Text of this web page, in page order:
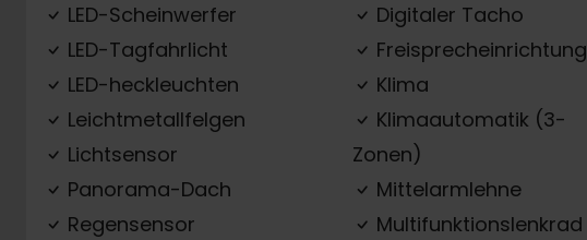
LED-Scheinwerfer
LED-Tagfahrlicht
LED-heckleuchten
Leichtmetallfelgen
Lichtsensor
Panorama-Dach
Regensensor
Digitaler Tacho
Freisprecheinrichtung
Klima
Klimaautomatik (3-
Zonen)
Mittelarmlehne
Multifunktionslenkrad